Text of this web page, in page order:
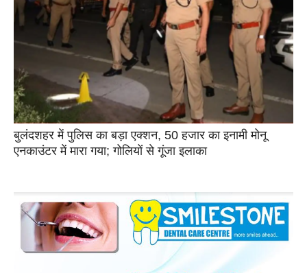
बुलंदशहर में पुलिस का बड़ा एक्शन, 50 हजार का इनामी मोनू
एनकाउंटर में मारा गया; गोलियों से गूंजा इलाका